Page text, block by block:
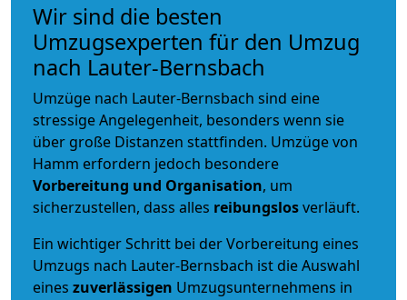
Wir sind die besten
Umzugsexperten für den Umzug
nach Lauter-Bernsbach
Umzüge nach Lauter-Bernsbach sind eine
stressige Angelegenheit, besonders wenn sie
über große Distanzen stattfinden. Umzüge von
Hamm erfordern jedoch besondere
Vorbereitung und Organisation, um
sicherzustellen, dass alles reibungslosverläuft.
Ein wichtiger Schritt bei der Vorbereitung eines
Umzugs nach Lauter-Bernsbach ist die Auswahl
eines zuverlässigen Umzugsunternehmens in